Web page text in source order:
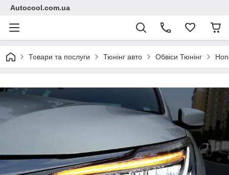
Autocool.com.ua
Товари та послуги Тюнінг авто Обвіси Тюнінг